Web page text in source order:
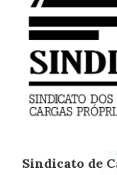
Sindicato de